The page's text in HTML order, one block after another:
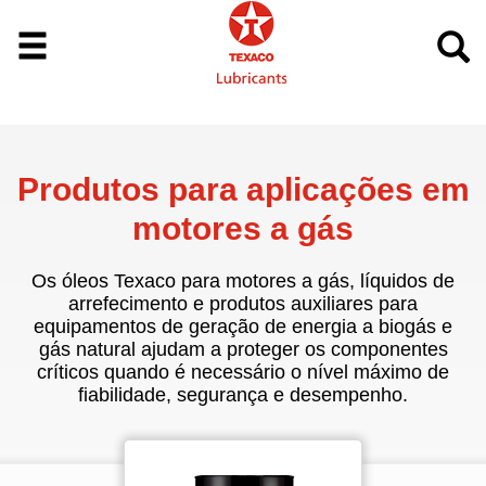
Produtos para aplicações em
motores a gás
Os óleos Texaco para motores a gás, líquidos de
arrefecimento e produtos auxiliares para
equipamentos de geração de energia a biogás e
gás natural ajudam a proteger os componentes
críticos quando é necessário o nível máximo de
fiabilidade, segurança e desempenho.